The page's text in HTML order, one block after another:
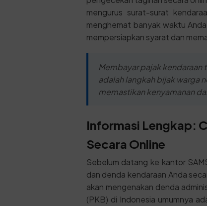
mengurus surat-surat
menghemat banyak waktu
mempersiapkan syarat dan
Membayar pajak
adalah langkah bijak warga
memastikan kenyamanan
Informasi Lengkap:
Secara Online
Sebelum datang ke kantor
dan denda kendaraan Anda
akan mengenakan denda
(PKB) di Indonesia umumnya